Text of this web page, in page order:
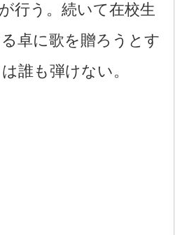
行う。続いて在校生
卓に歌を贈ろうとす
誰も弾けない。